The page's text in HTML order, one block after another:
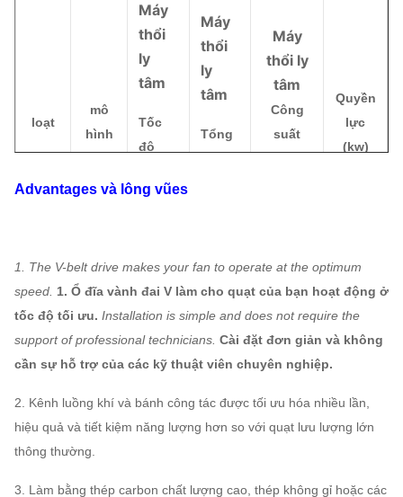
loạt
mô
hình
Máy
thổi
ly
tâm
Tốc
độ
(r /
Máy
thổi
ly
tâm
Tổng
Máy
thổi ly
tâm
Công
suất
Quyền
lực
(kw)
4-14
Quạt
thổi
8D 1450
2177
1481
16985
30134
18,5
9D
960 ~
1450
824 ~
2756
16011
42906
11 ~
10D
730 ~
1450
588 ~
3403
16701
58856
7,5 ~
55
1450
4276
82688
90
Advantages và lông vũes
1. The V-belt drive makes your fan to operate at the optimum
speed. 1. Ổ đĩa vành đai V làm cho quạt của bạn hoạt động ở
tốc độ tối ưu. Installation is simple and does not require the
support of professional technicians. Cài đặt đơn giản và không
cần sự hỗ trợ của các kỹ thuật viên chuyên nghiệp.
2. Kênh luồng khí và bánh công tác được tối ưu hóa nhiều lần,
hiệu quả và tiết kiệm năng lượng hơn so với quạt lưu lượng lớn
thông thường.
3. Làm bằng thép carbon chất lượng cao, thép không gỉ hoặc các